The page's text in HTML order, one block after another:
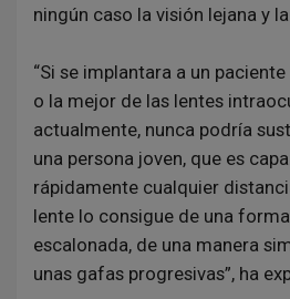
ningún caso la visión lejana y
“Si se implantara a un
o la mejor de las lentes
actualmente, nunca podría
una persona joven, que es
rápidamente cualquier
lente lo consigue de una
escalonada, de una manera
unas gafas progresivas”, ha